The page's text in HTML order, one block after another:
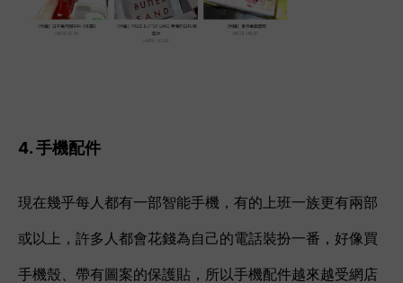
4. 手機配件
現在幾乎每人都有一部智能手機，有的上班一族更有兩部
或以上，許多人都會花錢為自己的電話裝扮一番，好像買
手機殼、帶有圖案的保護貼，所以手機配件越來越受網店